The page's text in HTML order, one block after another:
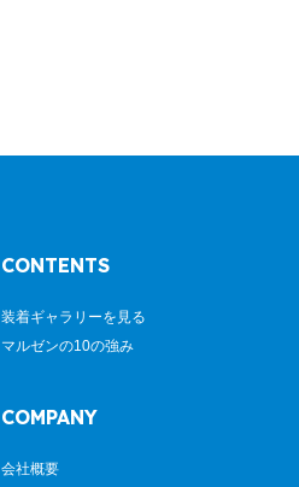
CONTENTS
装着ギャラリーを見る
マルゼンの10の強み
COMPANY
会社概要